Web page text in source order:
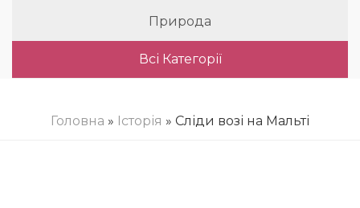
Природа
Всі Категорії
Головна » Історія » Сліди возі на Мальті